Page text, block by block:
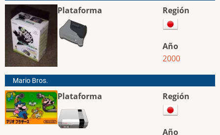
Plataforma Región
Año
2000
Mario Bros.
Plataforma Región
Año